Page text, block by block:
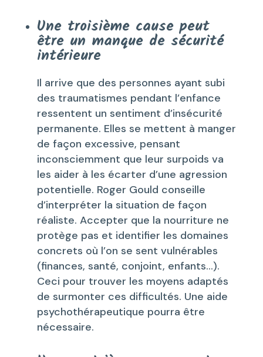
Une troisième cause peut
être un manque de sécurité
intérieure
Il arrive que des personnes ayant subi
des traumatismes pendant l’enfance
ressentent un sentiment d’insécurité
permanente. Elles se mettent à manger
de façon excessive, pensant
inconsciemment que leur surpoids va
les aider à les écarter d’une agression
potentielle. Roger Gould conseille
d’interpréter la situation de façon
réaliste. Accepter que la nourriture ne
protège pas et identifier les domaines
concrets où l’on se sent vulnérables
(finances, santé, conjoint, enfants…).
Ceci pour trouver les moyens adaptés
de surmonter ces difficultés. Une aide
psychothérapeutique pourra être
nécessaire.